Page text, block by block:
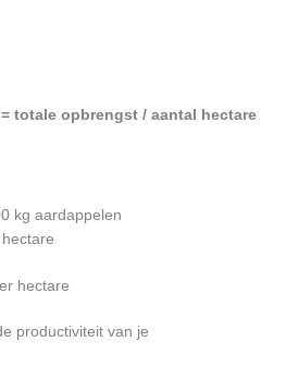
totale opbrengst / aantal hectare
kg aardappelen
hectare
productiviteit van je